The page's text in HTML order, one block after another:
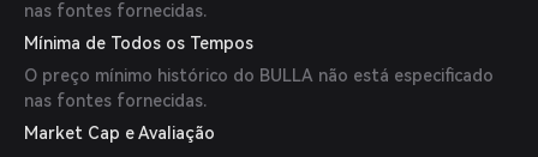
nas fontes fornecidas.
Mínima de Todos os Tempos
O preço mínimo histórico do BULLA não está especificado
nas fontes fornecidas.
Market Cap e Avaliação